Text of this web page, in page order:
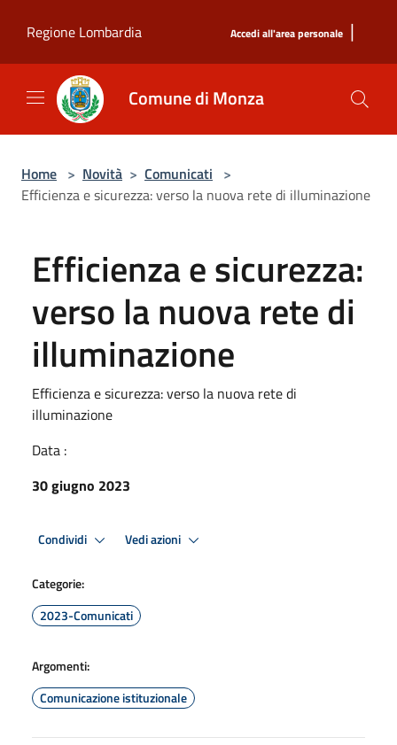
Regione Lombardia
Accedi all'area personale |
Comune di Monza
Home > Novità > Comunicati >
Efficienza e sicurezza: verso la nuova rete di illuminazione
Efficienza e sicurezza:
verso la nuova rete di
illuminazione
Efficienza e sicurezza: verso la nuova rete di
illuminazione
Data :
30 giugno 2023
Condividi Vedi azioni
Categorie:
2023-Comunicati
Argomenti:
Comunicazione istituzionale